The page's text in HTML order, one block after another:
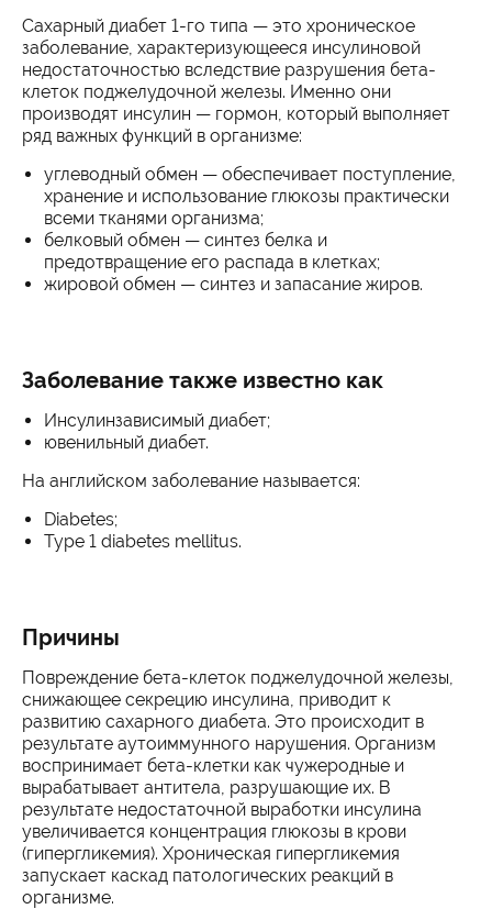
Сахарный диабет 1-го типа — это хроническое
заболевание, характеризующееся инсулиновой
недостаточностью вследствие разрушения бета-
клеток поджелудочной железы. Именно они
производят инсулин — гормон, который выполняет
ряд важных функций в организме:
углеводный обмен — обеспечивает поступление,
хранение и использование глюкозы практически
всеми тканями организма;
белковый обмен — синтез белка и
предотвращение его распада в клетках;
жировой обмен — синтез и запасание жиров.
Заболевание также известно как
Инсулинзависимый диабет;
ювенильный диабет.
На английском заболевание называется:
Diabetes;
Type 1 diabetes mellitus.
Причины
Повреждение бета-клеток поджелудочной железы,
снижающее секрецию инсулина, приводит к
развитию сахарного диабета. Это происходит в
результате аутоиммунного нарушения. Организм
воспринимает бета-клетки как чужеродные и
вырабатывает антитела, разрушающие их. В
результате недостаточной выработки инсулина
увеличивается концентрация глюкозы в крови
(гипергликемия). Хроническая гипергликемия
запускает каскад патологических реакций в
организме.